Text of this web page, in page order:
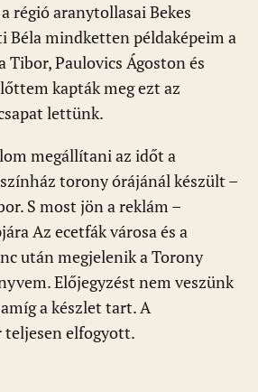
régió aranytollasai Bekes
Béla mindketten példaképeim a
Tibor, Paulovics Ágoston és
kapták meg ezt az
lettünk.
megállítani az időt a
torony órájánál készült –
S most jön a reklám –
Az ecetfák városa és a
után megjelenik a Torony
Előjegyzést nem veszünk
a készlet tart. A
teljesen elfogyott.